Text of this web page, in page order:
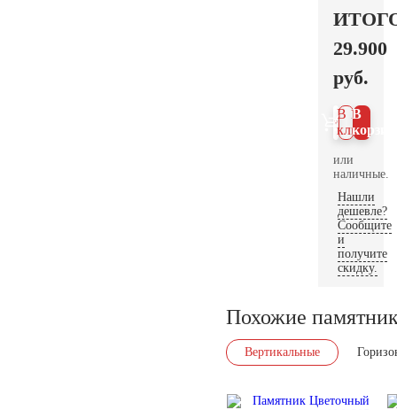
29.900
руб.
В
В 1
клик
или
наличные.
Нашли
дешевле?
Сообщите
и
получите
скидку.
Похожие
Вертикальные